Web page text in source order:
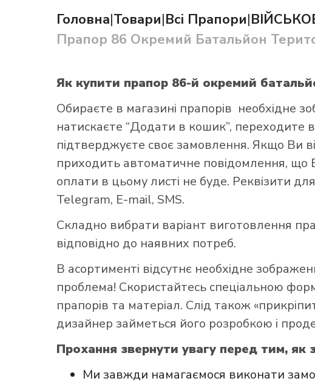
Головна|Товари|Всі Прапори|
Прапор 86 Окремий Батальйон
Як купити прапор 86-й окремий
Обираєте в магазині прапорів необхідне
натискаєте “Додати в кошик”, переходите в
підтверджуєте своє замовлення. Якщо Ви
приходить автоматичне повідомлення, що
оплати в цьому листі не буде. Реквізити
Telegram, E-mail, SMS.
Складно вибрати варіант виготовлення
відповідно до наявних потреб.
В асортименті відсутнє необхідне
проблема! Скористайтесь спеціальною
прапорів та матеріал. Слід також
дизайнер займеться його розробкою і
Прохання звернути увагу перед тим,
Ми завжди намагаємося виконати
Як купити